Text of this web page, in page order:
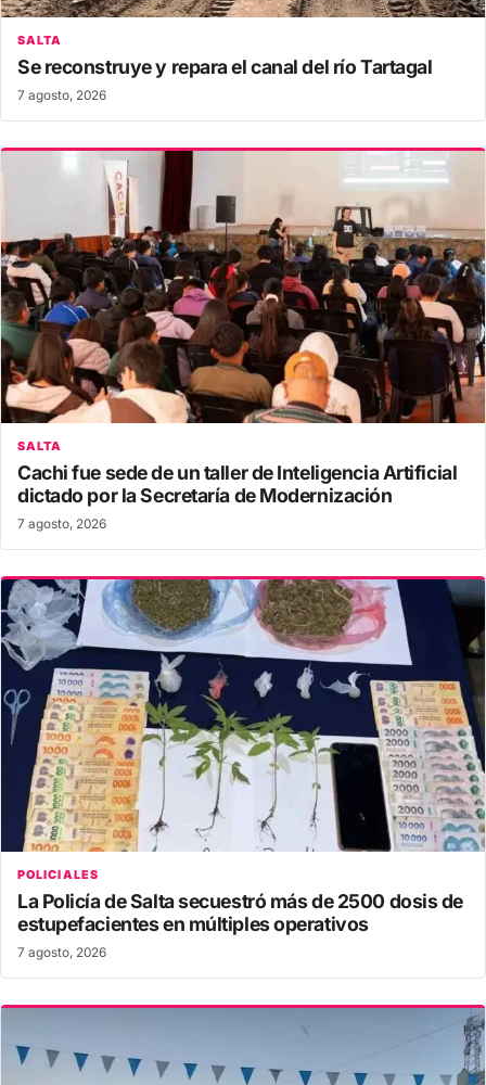
SALTA
Se reconstruye y repara el canal del río Tartagal
7 agosto, 2026
SALTA
Cachi fue sede de un taller de Inteligencia Artificial
dictado por la Secretaría de Modernización
7 agosto, 2026
POLICIALES
La Policía de Salta secuestró más de 2500 dosis de
estupefacientes en múltiples operativos
7 agosto, 2026